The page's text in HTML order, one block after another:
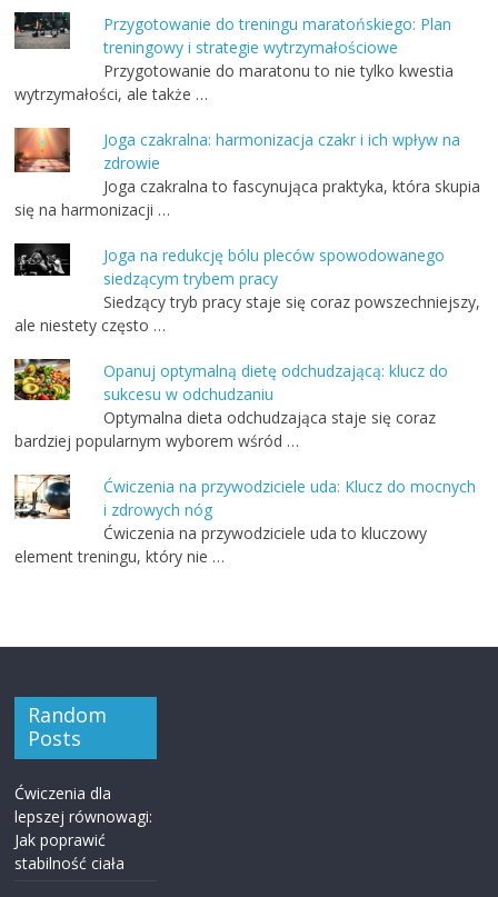
Przygotowanie do treningu maratońskiego: Plan
treningowy i strategie wytrzymałościowe
Przygotowanie do maratonu to nie tylko kwestia
wytrzymałości, ale także …
Joga czakralna: harmonizacja czakr i ich wpływ na
zdrowie
Joga czakralna to fascynująca praktyka, która skupia
się na harmonizacji …
Joga na redukcję bólu pleców spowodowanego
siedzącym trybem pracy
Siedzący tryb pracy staje się coraz powszechniejszy,
ale niestety często …
Opanuj optymalną dietę odchudzającą: klucz do
sukcesu w odchudzaniu
Optymalna dieta odchudzająca staje się coraz
bardziej popularnym wyborem wśród …
Ćwiczenia na przywodziciele uda: Klucz do mocnych
i zdrowych nóg
Ćwiczenia na przywodziciele uda to kluczowy
element treningu, który nie …
Random
Posts
Ćwiczenia dla
lepszej równowagi:
Jak poprawić
stabilność ciała